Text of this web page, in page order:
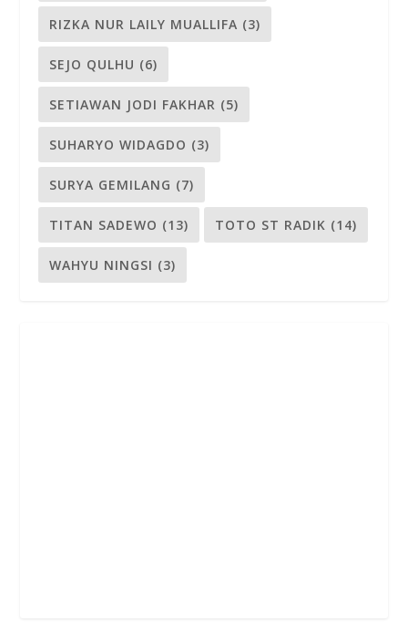
RIZKA NUR LAILY MUALLIFA (3)
SEJO QULHU (6)
SETIAWAN JODI FAKHAR (5)
SUHARYO WIDAGDO (3)
SURYA GEMILANG (7)
TITAN SADEWO (13) TOTO ST RADIK (14)
WAHYU NINGSI (3)